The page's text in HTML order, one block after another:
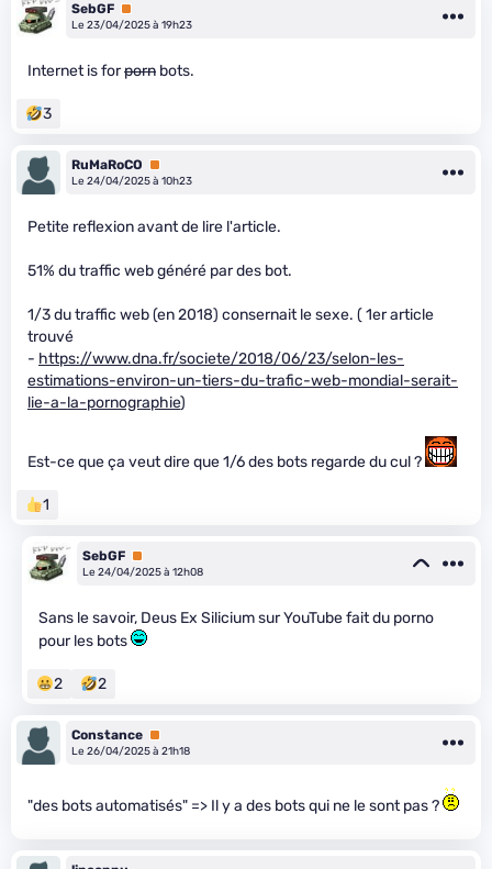
SebGF Premium
Le 23/04/2025 à 19h23
Internet is forporn bots.
3
RuMaRoCO
Premium
Le 24/04/2025 à 10h23
Petite reflexion avant de lire l'article.
51% du traffic web généré par des bot.
1/3 du traffic web (en 2018) consernait le sexe. ( 1er article
trouvé
- https://www.dna.fr/societe/2018/06/23/selon-les-
estimations-environ-un-tiers-du-trafic-web-mondial-serait-
lie-a-la-pornographie)
Est-ce que ça veut dire que 1/6 des bots regarde du cul ?
1
SebGF Premium
Le 24/04/2025 à 12h08
Sans le savoir, Deus Ex Silicium sur YouTube fait du porno
pour les bots
2 2
Constance Premium
Le 26/04/2025 à 21h18
"des bots automatisés" => Il y a des bots qui ne le sont pas ?